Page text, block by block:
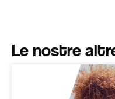
Le nostre